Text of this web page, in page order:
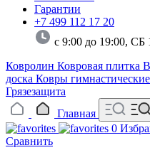
Гарантии
+7 499 112 17 20
с 9:00 до 19:00, СБ
Ковролин Ковровая плитка
доска Ковры гимнастические
Грязезащита
Главная
0
Сравнить